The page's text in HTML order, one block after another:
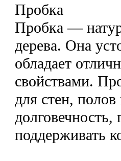
Пробка
Пробка —
дерева. Она
обладает
свойствами.
для стен,
долговечность,
поддерживать